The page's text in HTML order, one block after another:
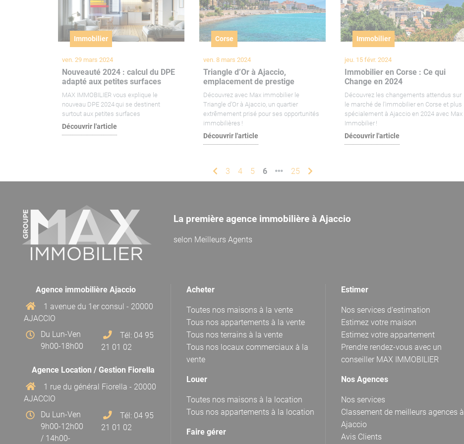
Immobilier
ven. 29 mars 2024
Nouveauté 2024 : calcul du DPE
adapté aux petites surfaces
MAX IMMOBILIER vous explique le
nouveau DPE 2024 qui se destinent
surtout aux petites surfaces
Découvrir l'article
Corse
ven. 8 mars 2024
Triangle d’Or à Ajaccio,
emplacement de prestige
Découvrez avec Max immobilier le
Triangle d’Or à Ajaccio, un quartier
extrêmement prisé pour ses opportunités
immobilières !
Découvrir l'article
Immobilier
jeu. 15 févr. 2024
Immobilier en Corse : Ce qui
Change en 2024
Découvrez les changements attendus sur
le marché de l’immobilier en Corse et plus
spécialement à Ajaccio en 2024 avec Max
Immobilier !
Découvrir l'article
3 4 5 6 25
La première agence immobilière à Ajaccio
selon Meilleurs Agents
Agence immobilière Ajaccio
1 avenue du 1er consul - 20000
AJACCIO
Du Lun-Ven
9h00-18h00
Tél: 04 95
21 01 02
Agence Location / Gestion Fiorella
1 rue du général Fiorella - 20000
AJACCIO
Du Lun-Ven
9h00-12h00
/ 14h00-
Tél: 04 95
21 01 02
Acheter
Toutes nos maisons à la vente
Tous nos appartements à la vente
Tous nos terrains à la vente
Tous nos locaux commerciaux à la
vente
Louer
Toutes nos maisons à la location
Tous nos appartements à la location
Faire gérer
Estimer
Nos services d'estimation
Estimez votre maison
Estimez votre appartement
Prendre rendez-vous avec un
conseiller MAX IMMOBILIER
Nos Agences
Nos services
Classement de meilleurs agences à
Ajaccio
Avis Clients